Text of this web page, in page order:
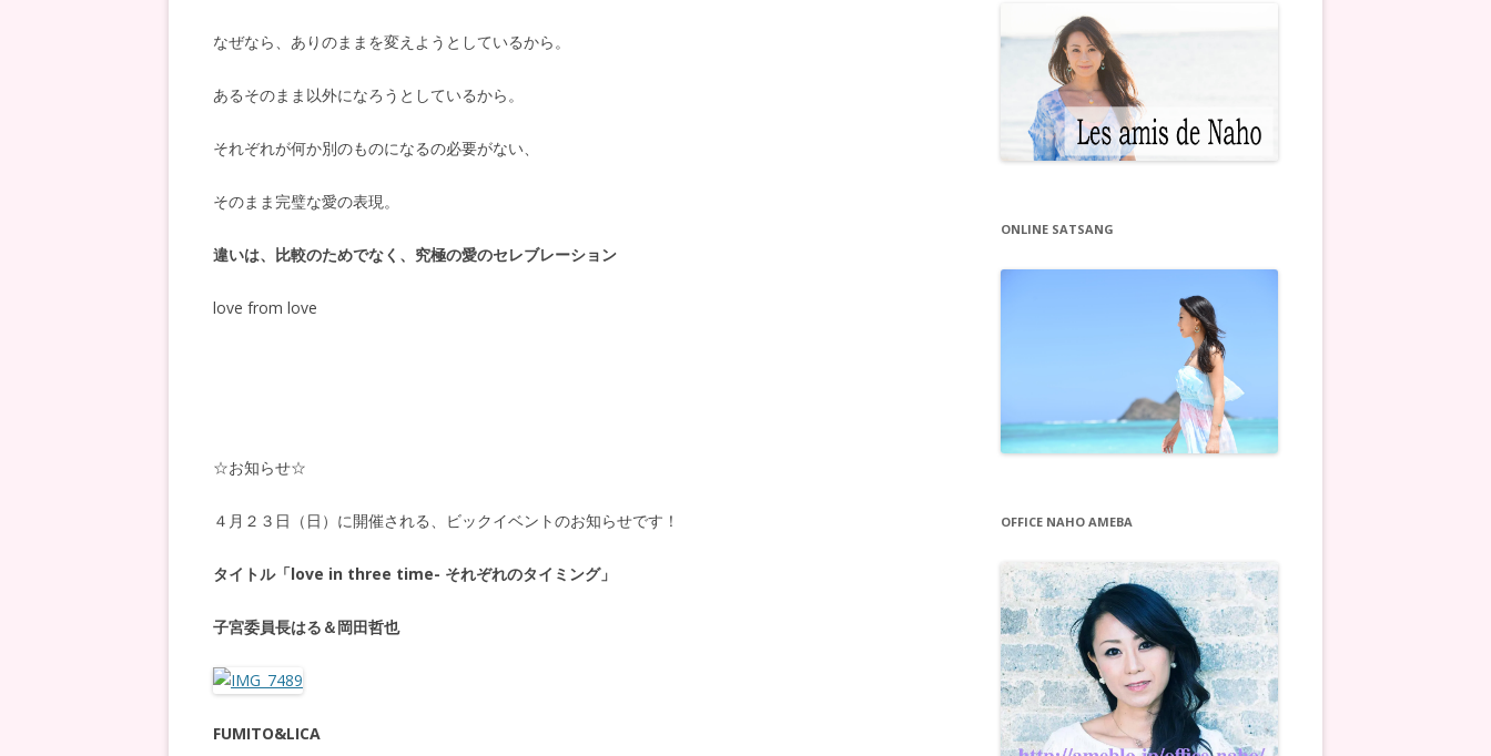
なぜなら、ありのままを変えようとしているから。
あるそのまま以外になろうとしているから。
それぞれが何か別のものになるの必要がない、
そのまま完璧な愛の表現。
違いは、比較のためでなく、究極の愛のセレブレーション
love from love
☆お知らせ☆
４月２３日（日）に開催される、ビックイベントのお知らせです！
タイトル「love in three time- それぞれのタイミング」
子宮委員長はる＆岡田哲也
FUMITO&LICA
ONLINE SATSANG
OFFICE NAHO AMEBA